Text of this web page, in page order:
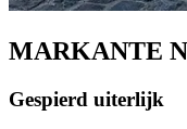
MARKANTE
Gespierd uiterlijk